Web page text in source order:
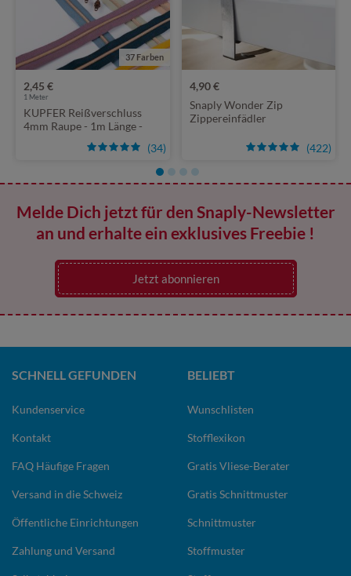
37 Farben
(34)
2,45 €
1 Meter
KUPFER Reißverschluss
4mm Raupe - 1m Länge -
(422)
4,90 €
Snaply Wonder Zip
Zippereinfädler
Melde Dich jetzt für den Snaply-Newsletter
an und erhalte ein exklusives Freebie !
Jetzt abonnieren
SCHNELL GEFUNDEN
Kundenservice
Kontakt
FAQ Häufige Fragen
Versand in die Schweiz
Öffentliche Einrichtungen
Zahlung und Versand
BELIEBT
Wunschlisten
Stofflexikon
Gratis Vliese-Berater
Gratis Schnittmuster
Schnittmuster
Stoffmuster